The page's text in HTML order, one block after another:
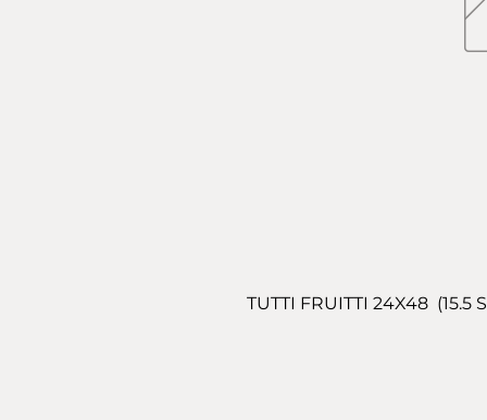
TUTTI FRUITTI 24X48  (15.5